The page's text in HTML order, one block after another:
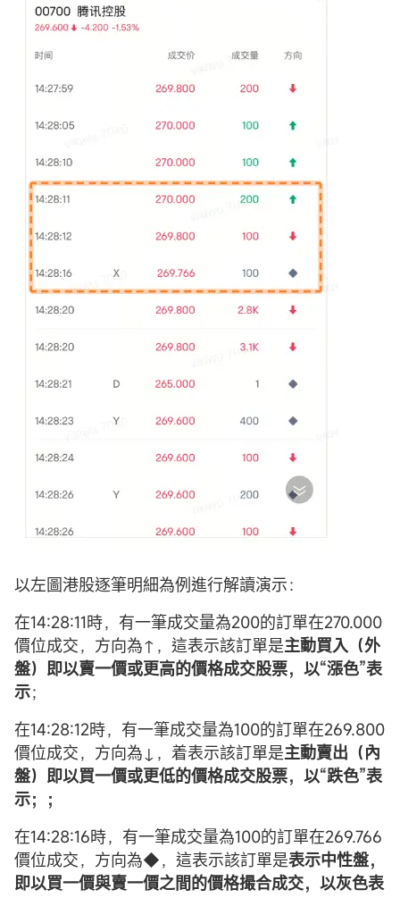
以左圖港股逐筆明細為例進行解讀演示：
在14:28:11時，有一筆成交量為200的訂單在270.000
價位成交，方向為↑，這表示該訂單是主動買入（外
盤）即以賣一價或更高的價格成交股票，以“漲色”表
示；
在14:28:12時，有一筆成交量為100的訂單在269.800
價位成交，方向為↓，着表示該訂單是主動賣出（內
盤）即以買一價或更低的價格成交股票，以“跌色”表
示；；
在14:28:16時，有一筆成交量為100的訂單在269.766
價位成交，方向為◆，這表示該訂單是表示中性盤，
即以買一價與賣一價之間的價格撮合成交，以灰色表